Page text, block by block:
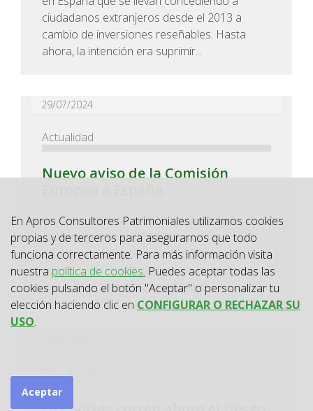
ciudadanos extranjeros desde el 2013 a
cambio de inversiones reseñables. Hasta
ahora, la intención era suprimir...
29/07/2024
Actualidad
Nuevo aviso de la Comisión
Bruselas ha dado un paso más en su
procedimiento de infracción por “la
discriminación” que sufren los trabajadores
con contratos temporales. Así, ha enviado
una nueva carta para que aplique...
Actualidad
En Apros Consultores Patrimoniales utilizamos cookies
propias y de terceros para asegurarnos que todo
funciona correctamente. Para más información visita
nuestra política de cookies. Puedes aceptar todas las
cookies pulsando el botón "Aceptar" o personalizar tu
elección haciendo clic en CONFIGURAR O RECHAZAR SU
USO.
Aceptar